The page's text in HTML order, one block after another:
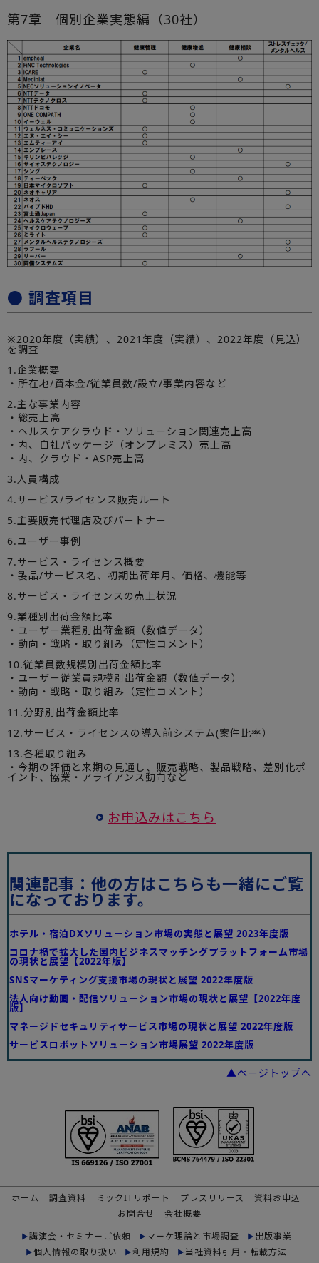
第7章 個別企業実態編（30社）
● 調査項目
※2020年度（実績）、2021年度（実績）、2022年度（見込）
を調査
1.企業概要
・所在地/資本金/従業員数/設立/事業内容など
2.主な事業内容
・総売上高
・ヘルスケアクラウド・ソリューション関連売上高
・内、自社パッケージ（オンプレミス）売上高
・内、クラウド・ASP売上高
3.人員構成
4.サービス/ライセンス販売ルート
5.主要販売代理店及びパートナー
6.ユーザー事例
7.サービス・ライセンス概要
・製品/サービス名、初期出荷年月、価格、機能等
8.サービス・ライセンスの売上状況
9.業種別出荷金額比率
・ユーザー業種別出荷金額（数値データ）
・動向・戦略・取り組み（定性コメント）
10.従業員数規模別出荷金額比率
・ユーザー従業員規模別出荷金額（数値データ）
・動向・戦略・取り組み（定性コメント）
11.分野別出荷金額比率
12.サービス・ライセンスの導入前システム(案件比率）
13.各種取り組み
・今期の評価と来期の見通し、販売戦略、製品戦略、差別化ポ
イント、協業・アライアンス動向など
お申込みはこちら
関連記事：他の方はこちらも一緒にご覧
になっております。
ホテル・宿泊DXソリューション市場の実態と展望 2023年度版
コロナ禍で拡大した国内ビジネスマッチングプラットフォーム市場
の現状と展望【2022年版】
SNSマーケティング支援市場の現状と展望 2022年度版
法人向け動画・配信ソリューション市場の現状と展望【2022年度
版】
マネージドセキュリティサービス市場の現状と展望 2022年度版
サービスロボットソリューション市場展望 2022年度版
▲ページトップへ
ホーム 調査資料 ミックITリポート プレスリリース
資料お申込
お問合せ
会社概要
講演会・セミナーご依頼
マーケ理論と市場調査
出版事業
個人情報の取り扱い
利用規約
当社資料引用・転載方法